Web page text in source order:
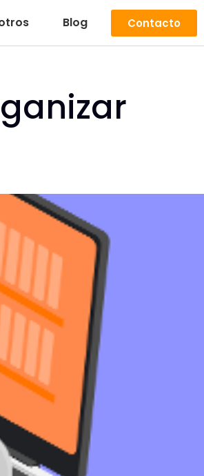
Blog Contacto